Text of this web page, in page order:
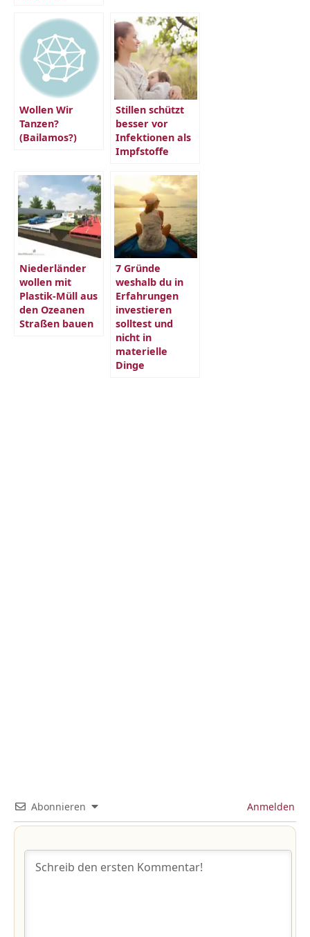
Wollen Wir
Tanzen?
(Bailamos?)
Stillen schützt
besser vor
Infektionen als
Impfstoffe
Niederländer
wollen mit
Plastik-Müll aus
den Ozeanen
Straßen bauen
7 Gründe
weshalb du in
Erfahrungen
investieren
solltest und
nicht in
materielle
Dinge
Abonnieren Anmelden